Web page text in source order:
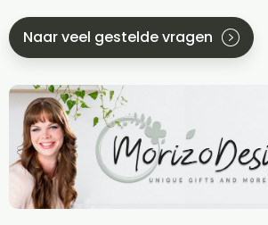
Naar veel gestelde vragen